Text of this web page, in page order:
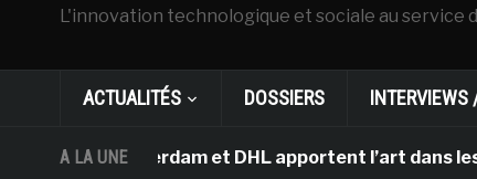
L'innovation technologique et sociale au service
ACTUALITÉS DOSSIERS
A LA UNE
d’Amsterdam et DHL apportent l’art dans les